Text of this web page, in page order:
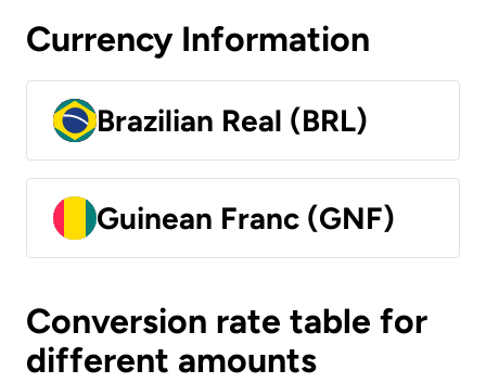
Currency Information
Brazilian Real (BRL)
Guinean Franc (GNF)
Conversion rate table for
different amounts